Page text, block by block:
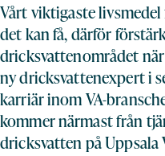
Vårt viktigaste
det kan få, därför
dricksvattenområdet
ny dricksvattenexpert i
karriär inom VA-
kommer närmast från
dricksvatten på Uppsala